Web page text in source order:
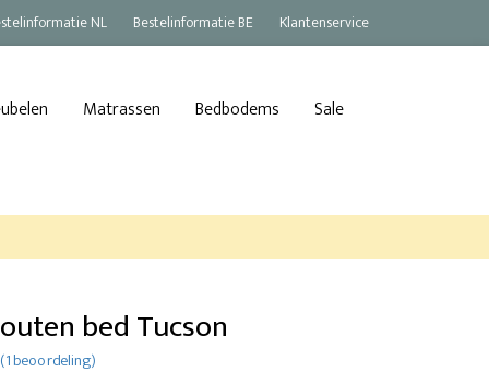
NL Bestelinformatie BE Klantenservice
Matrassen Bedbodems Sale
bed Tucson
(1 beoordeling)